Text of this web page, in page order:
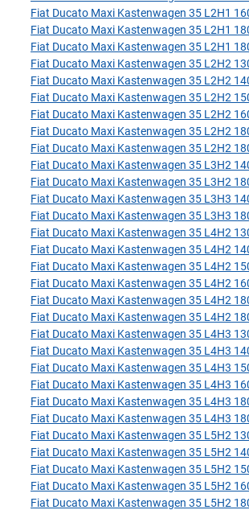
Fiat Ducato Maxi Kastenwagen 35 L2H1
Fiat Ducato Maxi Kastenwagen 35 L2H1
Fiat Ducato Maxi Kastenwagen 35 L2H1
Fiat Ducato Maxi Kastenwagen 35 L2H2
Fiat Ducato Maxi Kastenwagen 35 L2H2
Fiat Ducato Maxi Kastenwagen 35 L2H2
Fiat Ducato Maxi Kastenwagen 35 L2H2
Fiat Ducato Maxi Kastenwagen 35 L2H2
Fiat Ducato Maxi Kastenwagen 35 L2H2
Fiat Ducato Maxi Kastenwagen 35 L3H2
Fiat Ducato Maxi Kastenwagen 35 L3H2
Fiat Ducato Maxi Kastenwagen 35 L3H3
Fiat Ducato Maxi Kastenwagen 35 L3H3
Fiat Ducato Maxi Kastenwagen 35 L4H2
Fiat Ducato Maxi Kastenwagen 35 L4H2
Fiat Ducato Maxi Kastenwagen 35 L4H2
Fiat Ducato Maxi Kastenwagen 35 L4H2
Fiat Ducato Maxi Kastenwagen 35 L4H2
Fiat Ducato Maxi Kastenwagen 35 L4H2
Fiat Ducato Maxi Kastenwagen 35 L4H3
Fiat Ducato Maxi Kastenwagen 35 L4H3
Fiat Ducato Maxi Kastenwagen 35 L4H3
Fiat Ducato Maxi Kastenwagen 35 L4H3
Fiat Ducato Maxi Kastenwagen 35 L4H3
Fiat Ducato Maxi Kastenwagen 35 L4H3
Fiat Ducato Maxi Kastenwagen 35 L5H2
Fiat Ducato Maxi Kastenwagen 35 L5H2
Fiat Ducato Maxi Kastenwagen 35 L5H2
Fiat Ducato Maxi Kastenwagen 35 L5H2
Fiat Ducato Maxi Kastenwagen 35 L5H2